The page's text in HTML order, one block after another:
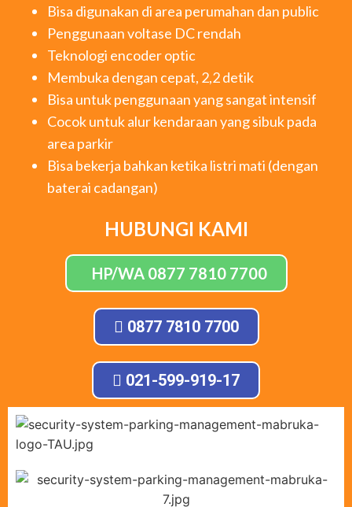
Bisa digunakan di area perumahan dan public
Penggunaan voltase DC rendah
Teknologi encoder optic
Membuka dengan cepat, 2,2 detik
Bisa untuk penggunaan yang sangat intensif
Cocok untuk alur kendaraan yang sibuk pada
area parkir
Bisa bekerja bahkan ketika listri mati (dengan
baterai cadangan)
HUBUNGI KAMI
HP/WA 0877 7810 7700
0877 7810 7700
021-599-919-17